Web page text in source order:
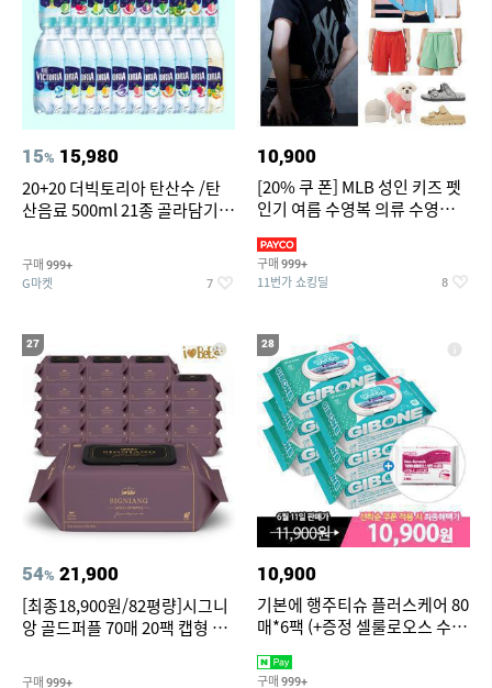
15% 15,980
20+20 더빅토리아 탄산수 /탄
산음료 500ml 21종 골라담기
구매 999+
G마켓 7
10,900
[20% 쿠 폰] MLB 성인 키즈 펫
인기 여름 수영복 의류 수영복
구매 999+
11번가 쇼킹딜 8
27
54% 21,900
[최종18,900원/82평량]시그니
앙 골드퍼플 70매 20팩 캡형 아
구매 999+
28
10,900
기본에 행주티슈 플러스케어 80
매*6팩 (+증정 셀룰로오스 수세
구매 999+